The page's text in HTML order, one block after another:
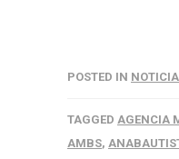
POSTED IN
TAGGED AGENCIA
AMBS,